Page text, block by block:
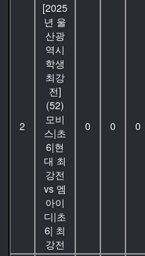
2
[2025
년 울
산광
역시
학생
최강
전]
(52)
모비
스|초
6|현
대 최
강전
vs 엠
아이
디|초
6| 최
강전
0 0 0